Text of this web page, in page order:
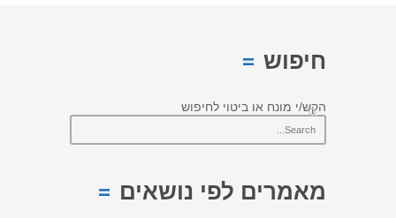
חיפוש
הקש/י מונח או ביטוי לחיפוש
מאמרים לפי נושאים